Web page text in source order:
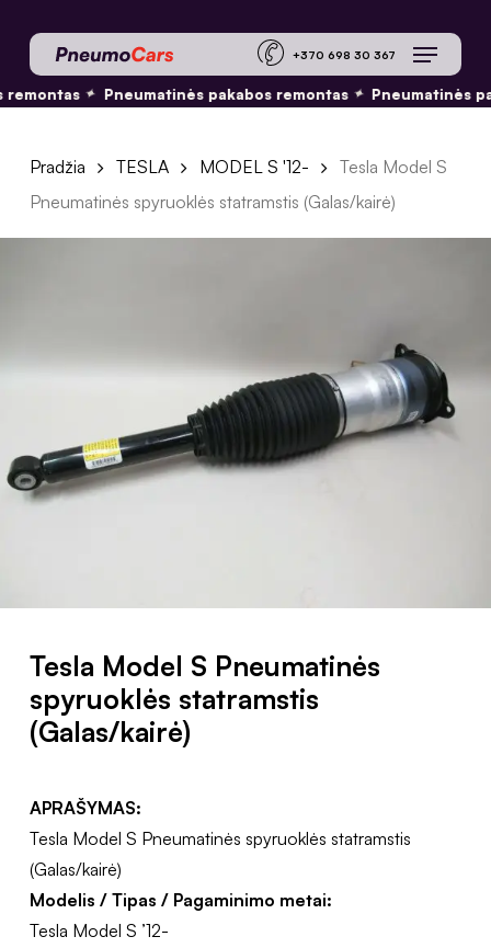
main
content
+370 698 30
Menu
✦ Pneumatinės pakabos remontas ✦ Pneumatinės
Pradžia TESLA MODEL S '12-
Tesla Model S
Pneumatinės spyruoklės statramstis (Galas/kairė)
Tesla Model S Pneumatinės
spyruoklės statramstis
(Galas/kairė)
APRAŠYMAS:
Tesla Model S Pneumatinės spyruoklės statramstis
(Galas/kairė)
Modelis / Tipas / Pagaminimo metai:
Tesla Model S ’12-